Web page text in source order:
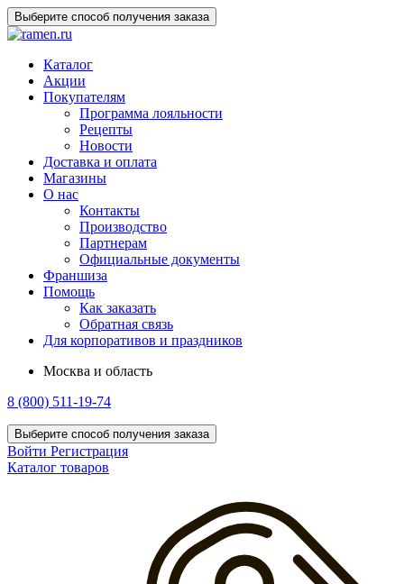
Выберите способ получения заказа
Каталог
Акции
Покупателям
Программа лояльности
Рецепты
Новости
Доставка и оплата
Магазины
О нас
Контакты
Производство
Партнерам
Официальные документы
Франшиза
Помощь
Как заказать
Обратная связь
Для корпоративов и праздников
Москва и область
8 (800) 511-19-74
Выберите способ получения заказа
Войти Регистрация
Каталог товаров